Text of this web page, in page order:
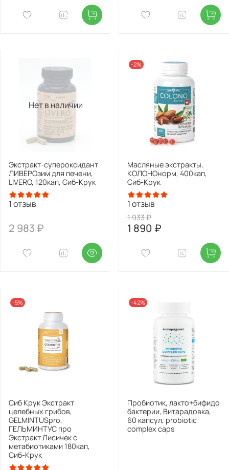
Нет в наличии
Экстракт-супероксидант
ЛИВЕРОзим для печени,
LIVERO, 120кап, Сиб-Крук
1отзыв
2 983 ₽
-2%
Масляные экстракты,
КОЛОНОнорм, 400кап,
Сиб-Крук
1отзыв
1 933 ₽
1 890 ₽
-5%
Сиб Крук Экстракт
целебных грибов,
GELMINTUSpro,
ГЕЛЬМИНТУС про
Экстракт Лисичек с
метабиотиками 180кап,
Сиб-Крук
-42%
Пробиотик, лакто+бифидо
бактерии, Витарадовка,
60 капсул, probiotic
complex caps